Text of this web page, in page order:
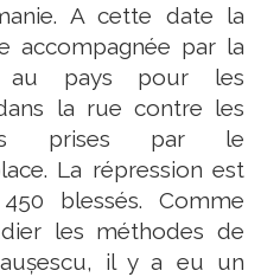
A cette date la
accompagnée par la
au pays pour les
la rue contre les
prises par le
La répression est
blessés. Comme
les méthodes de
il y a eu un